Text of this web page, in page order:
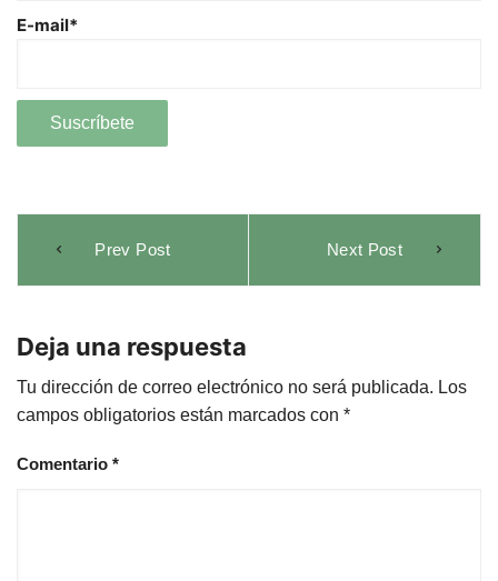
E-mail*
Prev Post Next Post
Deja una respuesta
Tu dirección de correo electrónico no será publicada. Los
campos obligatorios están marcados con *
Comentario *